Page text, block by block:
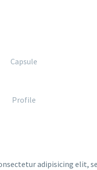
Capsule
Profile
adipisicing elit,